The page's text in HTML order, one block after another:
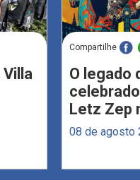
Compartilhe
O legado
Letz Zep
08 de agosto